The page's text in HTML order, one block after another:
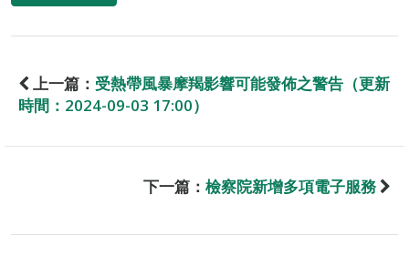
上一篇： 受熱帶風暴摩羯影響可能發佈之警告（更新
時間：2024-09-03 17:00）
下一篇： 檢察院新增多項電子服務